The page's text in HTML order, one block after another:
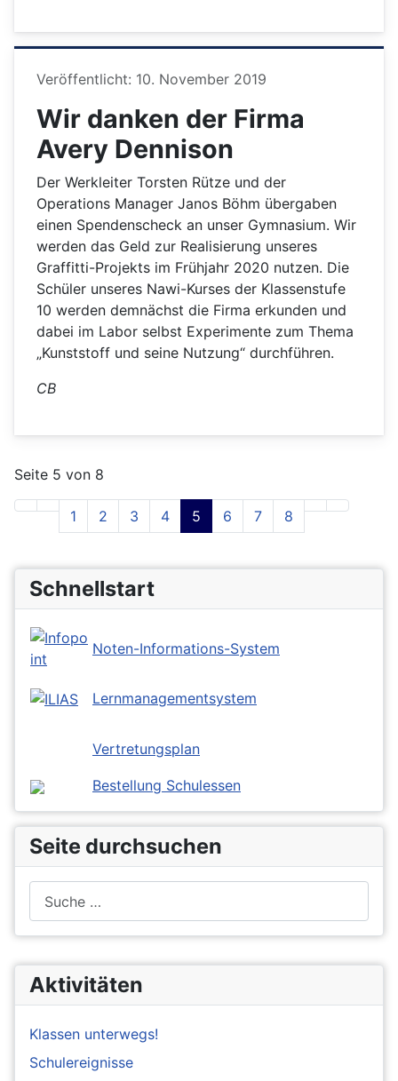
Aktivitäten
Klassen unterwegs!
Schulereignisse
Details
Veröffentlicht: 10. November 2019
Wir danken der Firma
Avery Dennison
Der Werkleiter Torsten Rütze und der
Operations Manager Janos Böhm übergaben
einen Spendenscheck an unser Gymnasium. Wir
werden das Geld zur Realisierung unseres
Graffitti-Projekts im Frühjahr 2020 nutzen. Die
Schüler unseres Nawi-Kurses der Klassenstufe
10 werden demnächst die Firma erkunden und
dabei im Labor selbst Experimente zum Thema
„Kunststoff und seine Nutzung“ durchführen.
CB
Seite 5 von 8
1 2 3 4 5 6 7 8
Schnellstart
Noten-Informations-System
Lernmanagementsystem
Vertretungsplan
Bestellung Schulessen
Seite durchsuchen